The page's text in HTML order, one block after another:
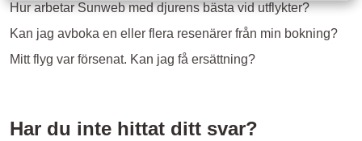
Hur arbetar Sunweb med djurens bästa vid utflykter?
Kan jag avboka en eller flera resenärer från min bokning?
Mitt flyg var försenat. Kan jag få ersättning?
Har du inte hittat ditt svar?